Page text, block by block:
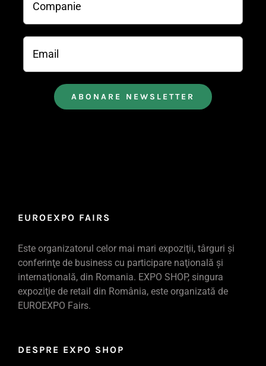
EUROEXPO FAIRS
Este organizatorul celor mai mari expoziţii, târguri şi
conferinţe de business cu participare naţională şi
internaţională, din Romania. EXPO SHOP, singura
expoziţie de retail din România, este organizată de
EUROEXPO Fairs.
DESPRE EXPO SHOP